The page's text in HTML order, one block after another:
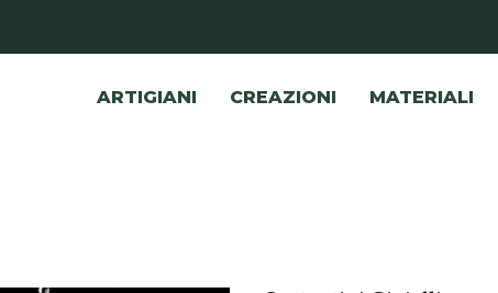
ARTIGIANI CREAZIONI MATERIALI